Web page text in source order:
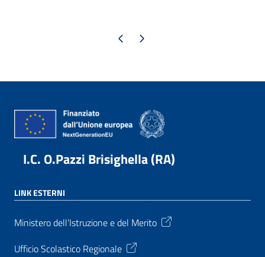
Pagina precedente
Pagina successiva
I.C. O.Pazzi Brisighella (RA)
LINK ESTERNI
Ministero dell’Istruzione e del Merito
Ufficio Scolastico Regionale